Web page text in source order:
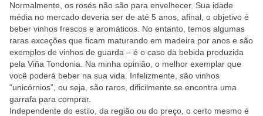
Normalmente, os rosés não são para envelhecer. Sua idade
média no mercado deveria ser de até 5 anos, afinal, o objetivo é
beber vinhos frescos e aromáticos. No entanto, temos algumas
raras exceções que ficam maturando em madeira por anos e são
exemplos de vinhos de guarda – é o caso da bebida produzida
pela Viña Tondonia. Na minha opinião, o melhor exemplar que
você poderá beber na sua vida. Infelizmente, são vinhos
“unicórnios”, ou seja, são raros, dificilmente se encontra uma
garrafa para comprar.
Independente do estilo, da região ou do preço, o certo mesmo é